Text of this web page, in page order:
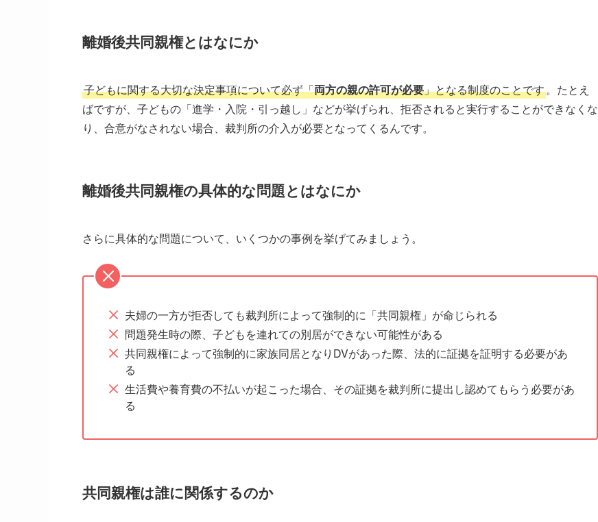
離婚後共同親権とはなにか
子どもに関する大切な決定事項について必ず「両方の親の許可が必要」となる制度のことです。たとえ
ばですが、子どもの「進学・入院・引っ越し」などが挙げられ、拒否されると実行することができなくな
り、合意がなされない場合、裁判所の介入が必要となってくるんです。
離婚後共同親権の具体的な問題とはなにか
さらに具体的な問題について、いくつかの事例を挙げてみましょう。
夫婦の一方が拒否しても裁判所によって強制的に「共同親権」が命じられる
問題発生時の際、子どもを連れての別居ができない可能性がある
共同親権によって強制的に家族同居となりDVがあった際、法的に証拠を証明する必要があ
る
生活費や養育費の不払いが起こった場合、その証拠を裁判所に提出し認めてもらう必要があ
る
共同親権は誰に関係するのか